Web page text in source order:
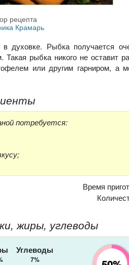
рецепта
Крамарь
духовке. Рыбка получается
рыбка никого не оставит
или другим гарниром, а
потребуется:
Время
жиры, углеводы
Углеводы
7%